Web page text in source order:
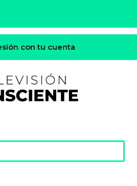
con tu cuenta